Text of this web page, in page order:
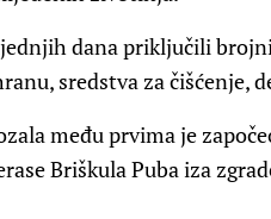
dana priključili
sredstva za čišćenje,
među prvima je
Briškula Puba iza